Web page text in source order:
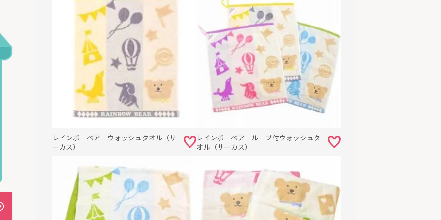
レインボーベア ウォッシュタオル（サ
ーカス）
レインボーベア ループ付ウォッシュタ
オル（サーカス）